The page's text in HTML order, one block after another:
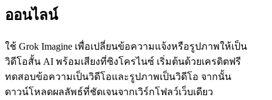
ออนไลน์
ใช้ Grok Imagine เพื่อเปลี่ยนข้อความแจ้งหรือรูปภาพให้เป็น
วิดีโอสั้น AI พร้อมเสียงที่ซิงโครไนซ์ เริ่มต้นด้วยเครดิตฟรี
ทดสอบข้อความเป็นวิดีโอและรูปภาพเป็นวิดีโอ จากนั้น
ดาวน์โหลดผลลัพธ์ที่ชัดเจนจากเวิร์กโฟลว์เว็บเดียว